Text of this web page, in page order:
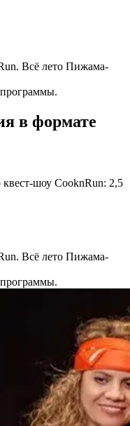
Всё лето Пижама-
в формате
шоу CooknRun: 2,5
Всё лето Пижама-